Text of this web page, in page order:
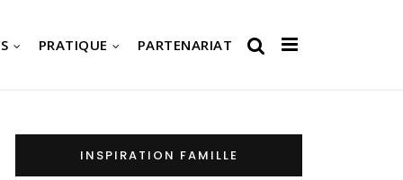
PRATIQUE PARTENARIAT
INSPIRATION FAMILLE